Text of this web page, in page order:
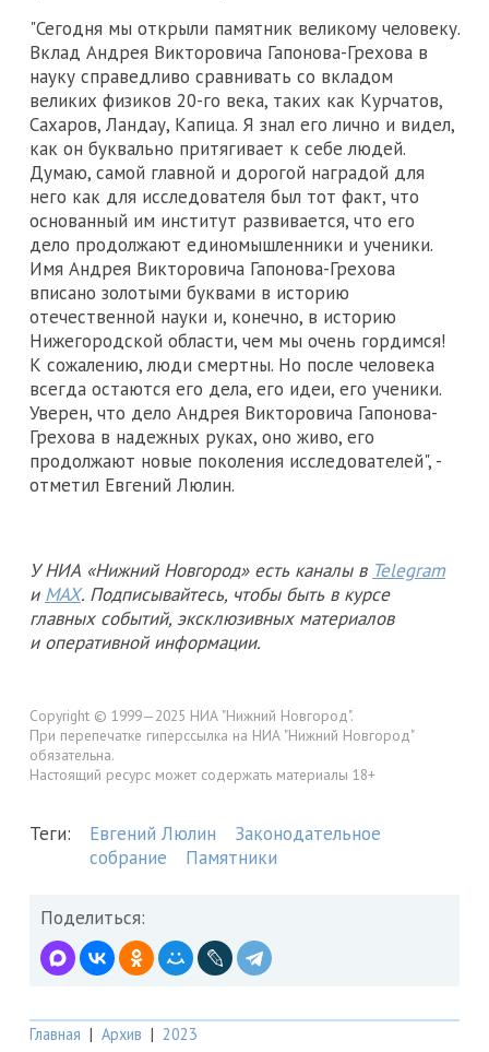
"Сегодня мы открыли памятник великому человеку.
Вклад Андрея Викторовича Гапонова-Грехова в
науку справедливо сравнивать со вкладом
великих физиков 20-го века, таких как Курчатов,
Сахаров, Ландау, Капица. Я знал его лично и видел,
как он буквально притягивает к себе людей.
Думаю, самой главной и дорогой наградой для
него как для исследователя был тот факт, что
основанный им институт развивается, что его
дело продолжают единомышленники и ученики.
Имя Андрея Викторовича Гапонова-Грехова
вписано золотыми буквами в историю
отечественной науки и, конечно, в историю
Нижегородской области, чем мы очень гордимся!
К сожалению, люди смертны. Но после человека
всегда остаются его дела, его идеи, его ученики.
Уверен, что дело Андрея Викторовича Гапонова-
Грехова в надежных руках, оно живо, его
продолжают новые поколения исследователей", -
отметил Евгений Люлин.
У НИА «Нижний Новгород» есть каналы в Telegram
и MAX. Подписывайтесь, чтобы быть в курсе
главных событий, эксклюзивных материалов
и оперативной информации.
Copyright © 1999—2025 НИА "Нижний Новгород".
При перепечатке гиперссылка на НИА "Нижний Новгород"
обязательна.
Настоящий ресурс может содержать материалы 18+
Теги: Евгений Люлин
Законодательное
собрание
Памятники
Поделиться:
Главная | Архив | 2023